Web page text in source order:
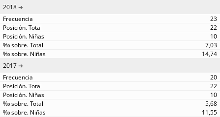
2018
23
22
10
7,03
14,74
2017
20
22
10
5,68
11,55